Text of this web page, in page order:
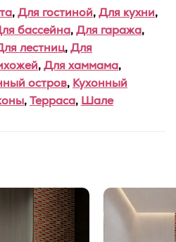
,Для гостиной,Для кухни,
бассейна,Для гаража,
лестниц,Для
,Для хаммама,
остров, Кухонный
,Терраса, Шале